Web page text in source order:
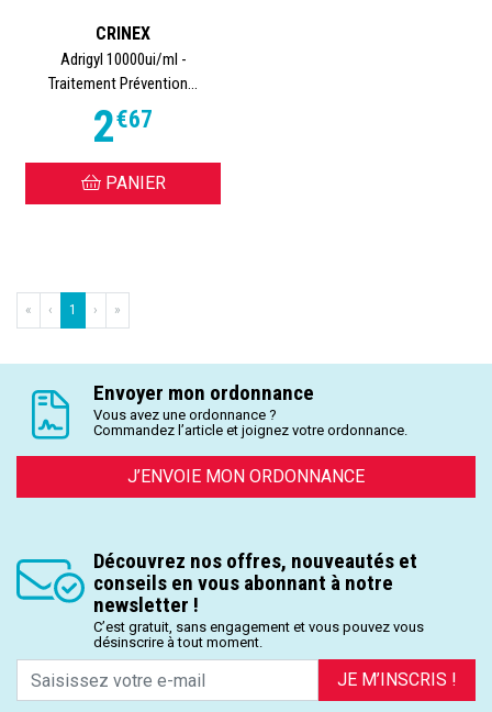
CRINEX
Adrigyl 10000ui/ml -
Traitement Prévention...
2€67
PANIER
« ‹ 1 › »
Envoyer mon ordonnance
Vous avez une ordonnance ?
Commandez l’article et joignez votre ordonnance.
J’ENVOIE MON ORDONNANCE
Découvrez nos offres, nouveautés et
conseils en vous abonnant à notre
newsletter !
C’est gratuit, sans engagement et vous pouvez vous
désinscrire à tout moment.
JE M’INSCRIS !